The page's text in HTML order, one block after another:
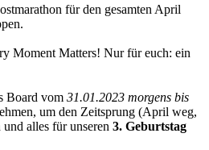
für den gesamten April
Moment Matters! Nur für euch: ein
Board vom 31.01.2023 morgens bis
um den Zeitsprung (April weg,
alles für unseren 3. Geburtstag